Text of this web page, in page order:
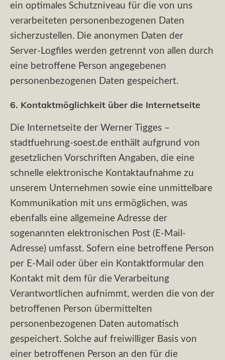
ein optimales Schutzniveau für die von uns
verarbeiteten personenbezogenen Daten
sicherzustellen. Die anonymen Daten der
Server-Logfiles werden getrennt von allen durch
eine betroffene Person angegebenen
personenbezogenen Daten gespeichert.
6. Kontaktmöglichkeit über die Internetseite
Die Internetseite der Werner Tigges –
stadtfuehrung-soest.de enthält aufgrund von
gesetzlichen Vorschriften Angaben, die eine
schnelle elektronische Kontaktaufnahme zu
unserem Unternehmen sowie eine unmittelbare
Kommunikation mit uns ermöglichen, was
ebenfalls eine allgemeine Adresse der
sogenannten elektronischen Post (E-Mail-
Adresse) umfasst. Sofern eine betroffene Person
per E-Mail oder über ein Kontaktformular den
Kontakt mit dem für die Verarbeitung
Verantwortlichen aufnimmt, werden die von der
betroffenen Person übermittelten
personenbezogenen Daten automatisch
gespeichert. Solche auf freiwilliger Basis von
einer betroffenen Person an den für die